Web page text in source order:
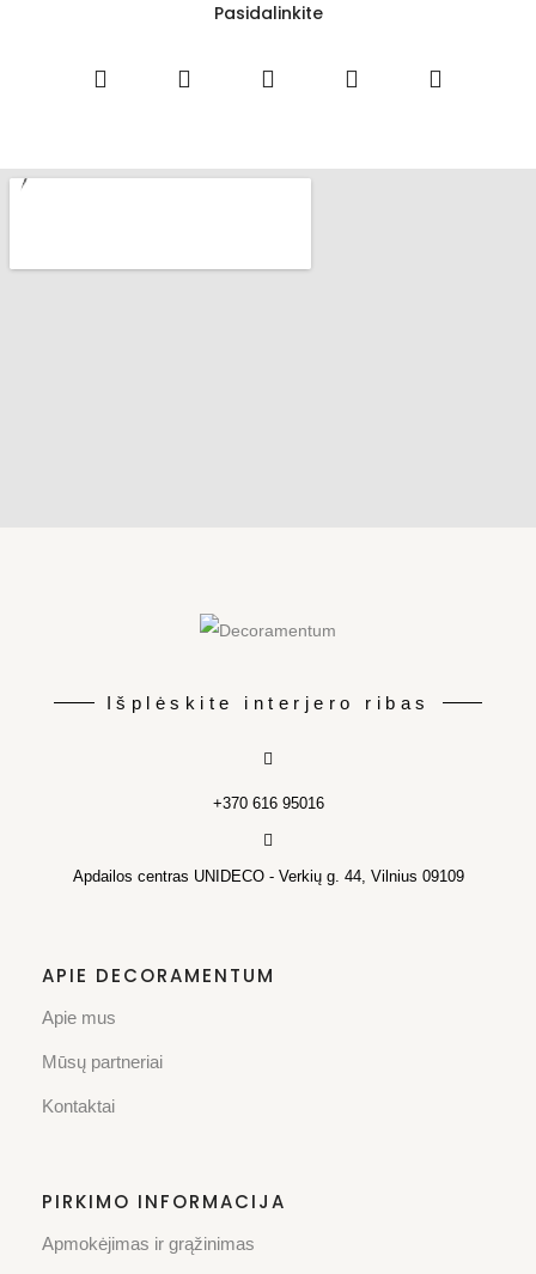
Pasidalinkite
Išplėskite interjero ribas
+370 616 95016
Apdailos centras UNIDECO - Verkių g. 44, Vilnius 09109
APIE DECORAMENTUM
Apie mus
Mūsų partneriai
Kontaktai
PIRKIMO INFORMACIJA
Apmokėjimas ir grąžinimas